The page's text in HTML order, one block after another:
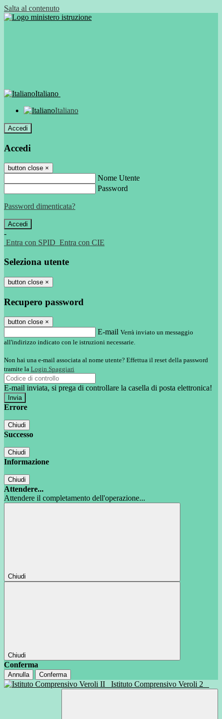
Salta al contenuto
Italiano
Italiano
Accedi
Accedi
button close ×
Nome Utente
Password
Password dimenticata?
-
Entra con SPID Entra con CIE
Seleziona utente
button close ×
Recupero password
button close ×
E-mail Verrà inviato un messaggio
all'indirizzo indicato con le istruzioni necessarie.
Non hai una e-mail associata al nome utente? Effettua il reset della password
tramite la Login Spaggiari
E-mail inviata, si prega di controllare la casella di posta elettronica!
Errore
Chiudi
Successo
Chiudi
Informazione
Chiudi
Attendere...
Attendere il completamento dell'operazione...
Chiudi
Chiudi
Conferma
Annulla Conferma
Istituto Comprensivo Veroli 2